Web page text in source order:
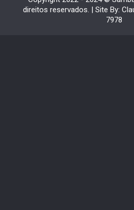
direitos reservados. | Site By:
7978